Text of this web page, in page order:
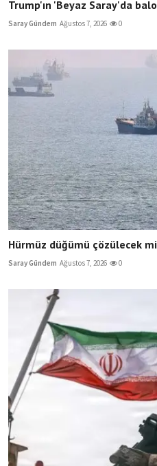
Trump'ın 'Beyaz Saray'da
Saray Gündem Ağustos 7, 2026 0
Hürmüz düğümü çözülecek
Saray Gündem Ağustos 7, 2026 0